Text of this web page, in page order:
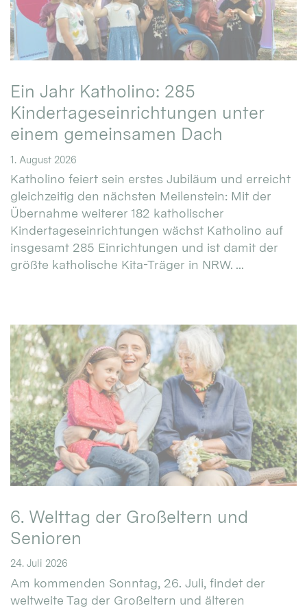
Ein Jahr Katholino: 285
Kindertageseinrichtungen unter
einem gemeinsamen Dach
1. August 2026
Katholino feiert sein erstes Jubiläum und erreicht
gleichzeitig den nächsten Meilenstein: Mit der
Übernahme weiterer 182 katholischer
Kindertageseinrichtungen wächst Katholino auf
insgesamt 285 Einrichtungen und ist damit der
größte katholische Kita-Träger in NRW. ...
6. Welttag der Großeltern und
Senioren
24. Juli 2026
Am kommenden Sonntag, 26. Juli, findet der
weltweite Tag der Großeltern und älteren